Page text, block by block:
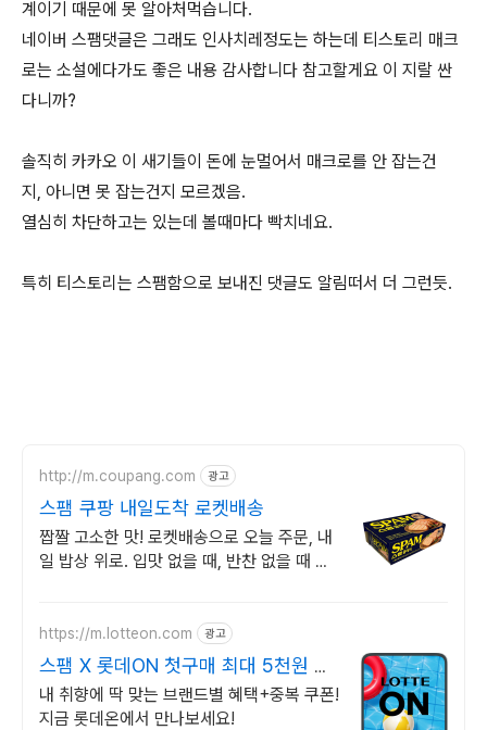
계이기 때문에 못 알아처먹습니다.
네이버 스팸댓글은 그래도 인사치레정도는 하는데 티스토리 매크
로는 소설에다가도 좋은 내용 감사합니다 참고할게요 이 지랄 싼
다니까?
솔직히 카카오 이 새기들이 돈에 눈멀어서 매크로를 안 잡는건
지, 아니면 못 잡는건지 모르겠음.
열심히 차단하고는 있는데 볼때마다 빡치네요.
특히 티스토리는 스팸함으로 보내진 댓글도 알림떠서 더 그런듯.
http://m.coupang.com 광고
스팸 쿠팡 내일도착 로켓배송
짭짤 고소한 맛! 로켓배송으로 오늘 주문, 내
일 밥상 위로. 입맛 없을 때, 반찬 없을 때 정
https://m.lotteon.com 광고
스팸 X 롯데ON 첫구매 최대 5천원 혜
택!
내 취향에 딱 맞는 브랜드별 혜택+중복 쿠폰!
지금 롯데온에서 만나보세요!